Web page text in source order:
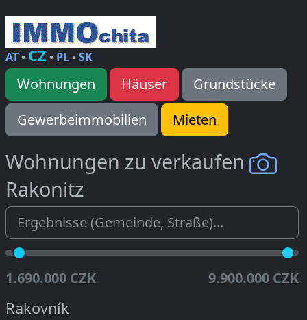
AT• CZ • PL•SK
Wohnungen Häuser
Grundstücke
Gewerbeimmobilien
Mieten
Wohnungen zu verkaufen
Rakonitz
1.690.000 CZK 9.900.000 CZK
Rakovník